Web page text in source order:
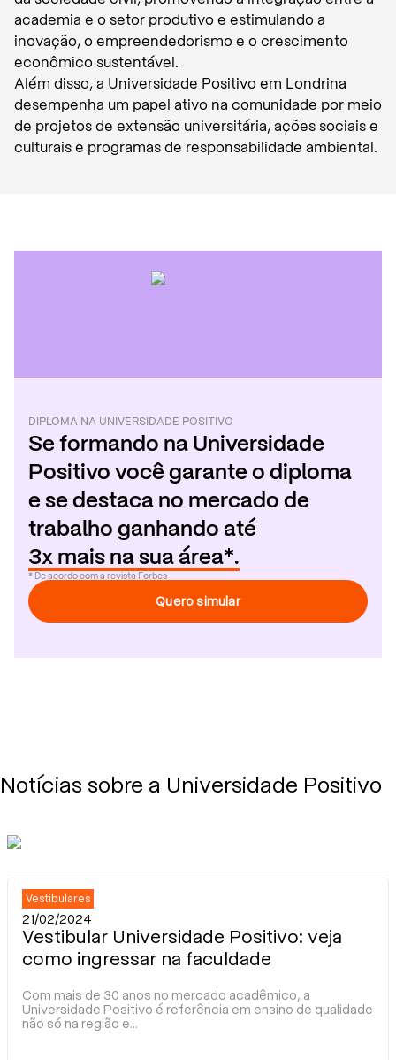
academia e o setor produtivo e estimulando a
inovação, o empreendedorismo e o crescimento
econômico sustentável.
Além disso, a Universidade Positivo em Londrina
desempenha um papel ativo na comunidade por meio
de projetos de extensão universitária, ações sociais e
culturais e programas de responsabilidade ambiental.
DIPLOMA NA UNIVERSIDADE POSITIVO
Se formando na Universidade
Positivo você garante o diploma
e se destaca no mercado de
trabalho ganhando até
3x mais na sua área*.
* De acordo com a revista Forbes
Quero simular
Notícias sobre a Universidade Positivo
Vestibulares
21/02/2024
Vestibular Universidade Positivo: veja
como ingressar na faculdade
Com mais de 30 anos no mercado acadêmico, a
Universidade Positivo é referência em ensino de qualidade
não só na região e...